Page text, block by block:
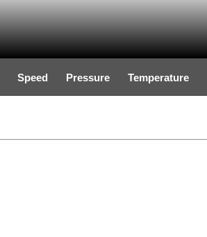
Speed Pressure Temperature